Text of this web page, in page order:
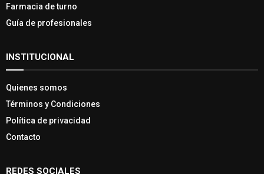
Farmacia de turno
Guía de profesionales
INSTITUCIONAL
Quienes somos
Términos y Condiciones
Política de privacidad
Contacto
REDES SOCIALES